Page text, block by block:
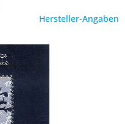
Hersteller-Angaben